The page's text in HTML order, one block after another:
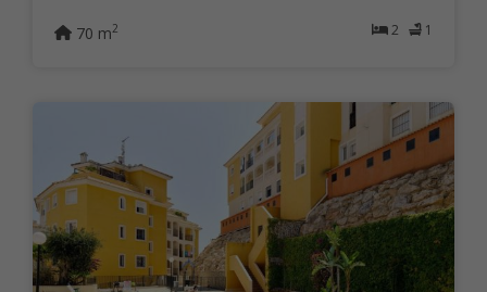
2 1
70 m2